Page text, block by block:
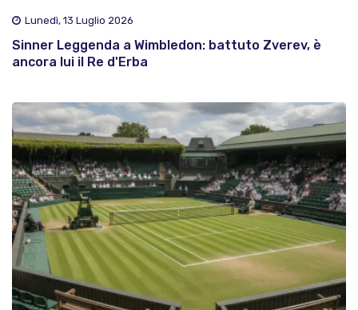
Lunedì, 13 Luglio 2026
Sinner Leggenda a Wimbledon: battuto Zverev, è
ancora lui il Re d'Erba